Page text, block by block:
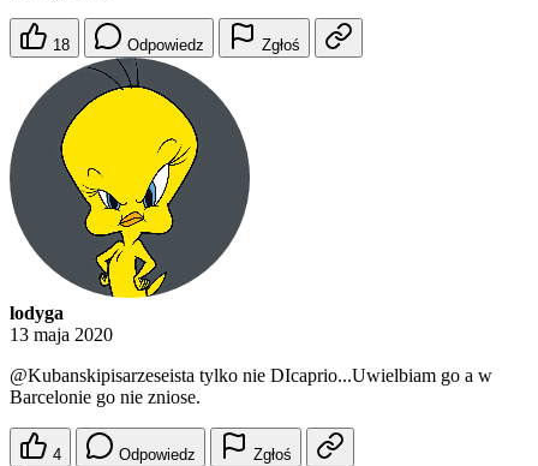
18 Odpowiedz Zgłoś
lodyga
13 maja 2020
@Kubanskipisarzeseista tylko nie DIcaprio...Uwielbiam go a w
Barcelonie go nie zniose.
4 Odpowiedz Zgłoś